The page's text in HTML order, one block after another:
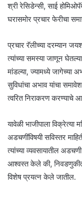
श्री रेसिडेन्सी, साई
घरासमोर प्रचार फेरीचा
प्रचार रॅलीच्या दरम्यान
त्यांच्या समस्या जाणून
मांडल्या, ज्यामध्ये जागेच्या
सुविधांचा अभाव यांचा
त्वरित निराकरण करण्याचे
यावेळी भाजीपाला विक्रेत्या
अडचणींविषयी सविस्तर
त्यांच्या व्यवसायातील
आश्वस्त केले की, निवडणुकीत
विशेष प्रयत्न केले जातील.